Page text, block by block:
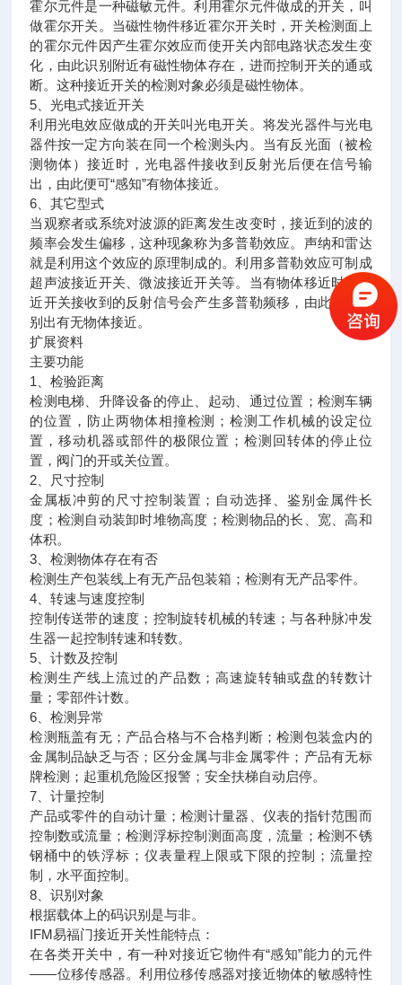
霍尔元件是一种磁敏元件。利用霍尔元件做成的开关，叫
做霍尔开关。当磁性物件移近霍尔开关时，开关检测面上
的霍尔元件因产生霍尔效应而使开关内部电路状态发生变
化，由此识别附近有磁性物体存在，进而控制开关的通或
断。这种接近开关的检测对象必须是磁性物体。
5、光电式接近开关
利用光电效应做成的开关叫光电开关。将发光器件与光电
器件按一定方向装在同一个检测头内。当有反光面（被检
测物体）接近时，光电器件接收到反射光后便在信号输
出，由此便可“感知”有物体接近。
6、其它型式
当观察者或系统对波源的距离发生改变时，接近到的波的
频率会发生偏移，这种现象称为多普勒效应。声纳和雷达
就是利用这个效应的原理制成的。利用多普勒效应可制成
超声波接近开关、微波接近开关等。当有物体移近时，接
近开关接收到的反射信号会产生多普勒频移，由此可以识
别出有无物体接近。
扩展资料
主要功能
1、检验距离
检测电梯、升降设备的停止、起动、通过位置；检测车辆
的位置，防止两物体相撞检测；检测工作机械的设定位
置，移动机器或部件的极限位置；检测回转体的停止位
置，阀门的开或关位置。
2、尺寸控制
金属板冲剪的尺寸控制装置；自动选择、鉴别金属件长
度；检测自动装卸时堆物高度；检测物品的长、宽、高和
体积。
3、检测物体存在有否
检测生产包装线上有无产品包装箱；检测有无产品零件。
4、转速与速度控制
控制传送带的速度；控制旋转机械的转速；与各种脉冲发
生器一起控制转速和转数。
5、计数及控制
检测生产线上流过的产品数；高速旋转轴或盘的转数计
量；零部件计数。
6、检测异常
检测瓶盖有无；产品合格与不合格判断；检测包装盒内的
金属制品缺乏与否；区分金属与非金属零件；产品有无标
牌检测；起重机危险区报警；安全扶梯自动启停。
7、计量控制
产品或零件的自动计量；检测计量器、仪表的指针范围而
控制数或流量；检测浮标控制测面高度，流量；检测不锈
钢桶中的铁浮标；仪表量程上限或下限的控制；流量控
制，水平面控制。
8、识别对象
根据载体上的码识别是与非。
IFM易福门接近开关性能特点：
在各类开关中，有一种对接近它物件有“感知”能力的元件
——位移传感器。利用位移传感器对接近物体的敏感特性